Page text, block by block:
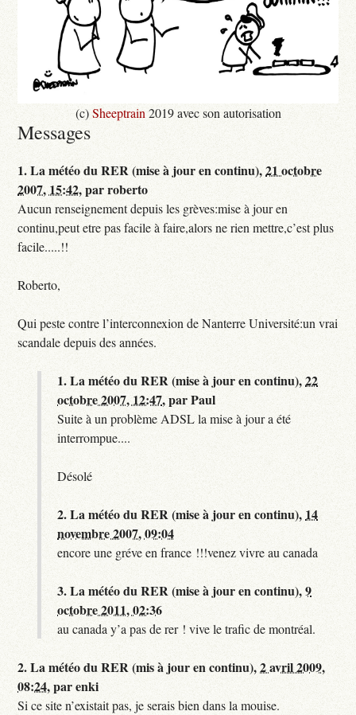
(c)Sheeptrain 2019 avec son autorisation
Messages
1.La météo du RER (mise à jour en continu),21 octobre
2007, 15:42,parroberto
Aucun renseignement depuis les grèves:mise à jour en
continu,peut etre pas facile à faire,alors ne rien mettre,c’est plus
facile.....!!
Roberto,
Qui peste contre l’interconnexion de Nanterre Université:un vrai
scandale depuis des années.
1.La météo du RER (mise à jour en continu),22
octobre 2007, 12:47,parPaul
Suite à un problème ADSL la mise à jour a été
interrompue....
Désolé
2.La météo du RER (mise à jour en continu), 14
novembre 2007, 09:04
encore une gréve en france !!!venez vivre au canada
3.La météo du RER (mise à jour en continu),9
octobre 2011, 02:36
au canada y’a pas de rer ! vive le trafic de montréal.
2.La météo du RER (mis à jour en continu),2 avril 2009,
08:24,parenki
Si ce site n’existait pas, je serais bien dans la mouise.